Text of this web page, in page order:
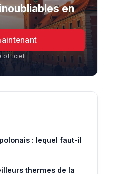
en
officiel
: lequel faut-il
thermes de la